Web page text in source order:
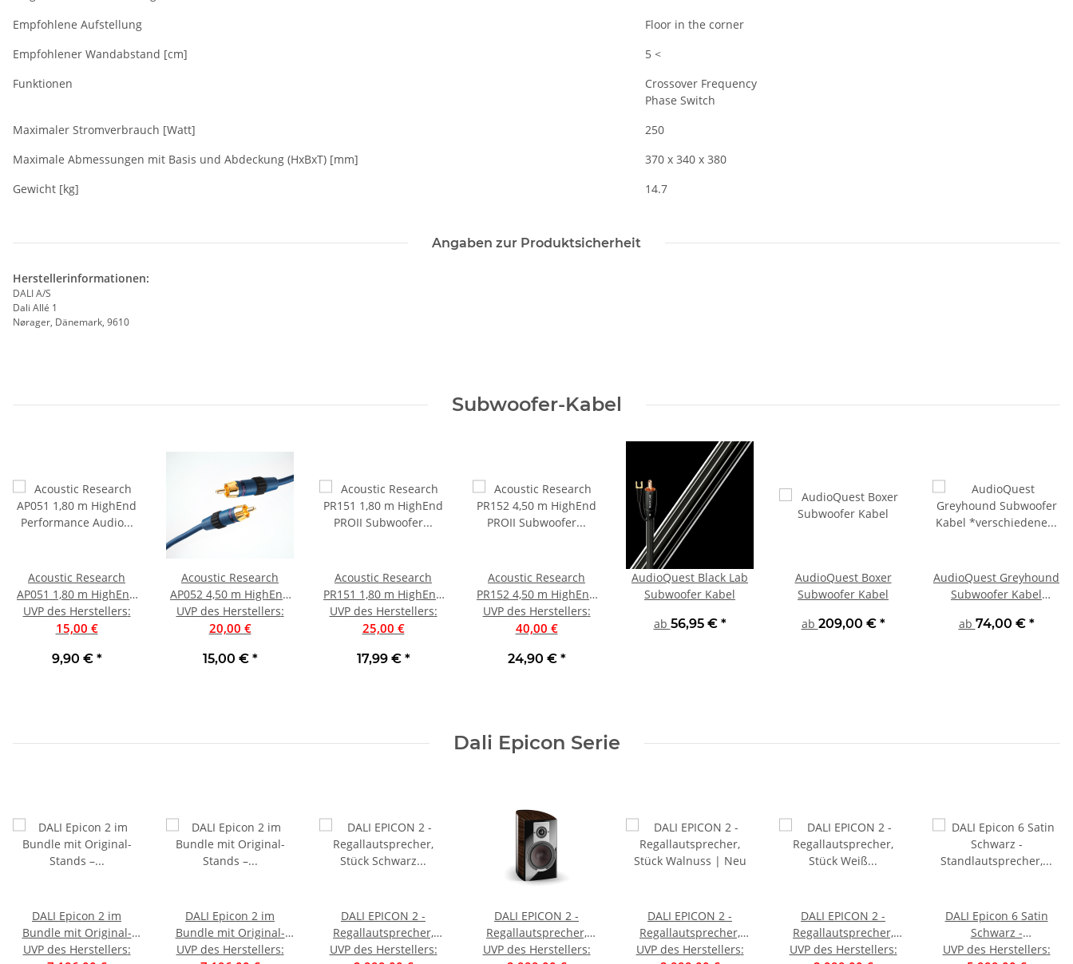
Empfohlene Aufstellung
Floor in the corner
Empfohlener Wandabstand [cm]
5 <
Funktionen
Crossover Frequency
Phase Switch
Maximaler Stromverbrauch [Watt]
250
Maximale Abmessungen mit Basis und Abdeckung (HxBxT) [mm]
370 x 340 x 380
Gewicht [kg]
14.7
Angaben zur Produktsicherheit
Herstellerinformationen:
DALI A/S
Dali Allé 1
Nørager, Dänemark, 9610
Subwoofer-Kabel
Acoustic Research
AP051 1,80 m HighEnd
Performance Audio
Subwoofer Kabel UVP
UVP des Herstellers:
15,00 €
9,90 € *
Acoustic Research
AP052 4,50 m HighEnd
Performance Audio
Subwoofer Kabel | Neu
UVP des Herstellers:
20,00 €
15,00 € *
Acoustic Research
PR151 1,80 m HighEnd
PROII Subwoofer Kabel
UVP 25 € | Neu
UVP des Herstellers:
25,00 €
17,99 € *
Acoustic Research
PR152 4,50 m HighEnd
PROII Subwoofer Kabel
| UVP 40 € | Neu
UVP des Herstellers:
40,00 €
24,90 € *
AudioQuest Black Lab
Subwoofer Kabel
ab 56,95 € *
AudioQuest Boxer
Subwoofer Kabel
ab 209,00 € *
AudioQuest Greyhound
Subwoofer Kabel
ab 74,00 € *
Dali Epicon Serie
DALI Epicon 2 im
Bundle mit Original-
Stands – jetzt zum
UVP des Herstellers:
DALI Epicon 2 im
Bundle mit Original-
Stands – jetzt zum
UVP des Herstellers:
DALI EPICON 2 -
Regallautsprecher,
Stück Schwarz Matt |
UVP des Herstellers:
DALI EPICON 2 -
Regallautsprecher,
Stück Walnuss |
UVP des Herstellers:
DALI EPICON 2 -
Regallautsprecher,
Stück Walnuss | Neu
UVP des Herstellers:
DALI EPICON 2 -
Regallautsprecher,
Stück Weiß HG | Neu
UVP des Herstellers:
DALI Epicon 6 Satin
Schwarz -
Standlautsprecher,
UVP des Herstellers: